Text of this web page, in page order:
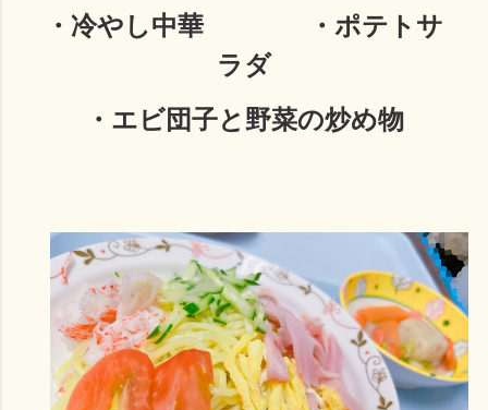
・冷やし中華
・ポテトサ
ラダ
・エビ団子と野菜の炒め物